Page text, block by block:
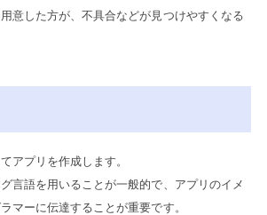
意した方が、不具合などが見つけやすくなる
アプリを作成します。
言語を用いることが一般的で、アプリのイメ
マーに伝達することが重要です。